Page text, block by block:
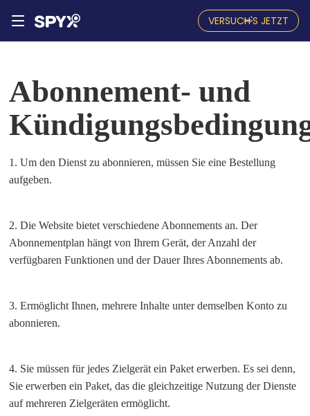
VERSUCH'S JETZT
Abonnement- und
1. Um den Dienst zu abonnieren, müssen Sie eine Bestellung
aufgeben.
2. Die Website bietet verschiedene Abonnements an. Der
Abonnementplan hängt von Ihrem Gerät, der Anzahl der
verfügbaren Funktionen und der Dauer Ihres Abonnements ab.
3. Ermöglicht Ihnen, mehrere Inhalte unter demselben Konto zu
abonnieren.
4. Sie müssen für jedes Zielgerät ein Paket erwerben. Es sei denn,
Sie erwerben ein Paket, das die gleichzeitige Nutzung der Dienste
auf mehreren Zielgeräten ermöglicht.